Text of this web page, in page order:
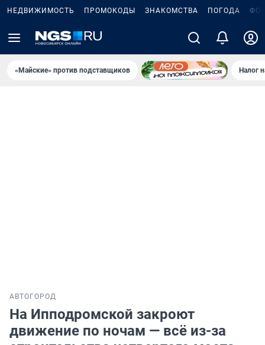
НЕДВИЖИМОСТЬ ПРОМОКОДЫ ЗНАКОМСТВА ПОГОДА
«Майские» против подставщиков Налог
АВТО ГОРОД
На Ипподромской закроют
движение по ночам — всё из-за